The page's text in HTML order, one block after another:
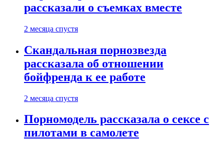
рассказали о съемках вместе
2 месяца спустя
Скандальная порнозвезда
рассказала об отношении
бойфренда к ее работе
2 месяца спустя
Порномодель рассказала о сексе с
пилотами в самолете